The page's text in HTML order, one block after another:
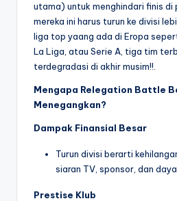
utama) untuk menghindari finis di
mereka ini harus turun ke divisi
liga top yaang ada di Eropa
La Liga, atau Serie A, tiga tim
terdegradasi di akhir musim!!.
Mengapa Relegation Battle
Menegangkan?
Dampak Finansial Besar
Turun divisi berarti
siaran TV, sponsor, dan
Prestise Klub